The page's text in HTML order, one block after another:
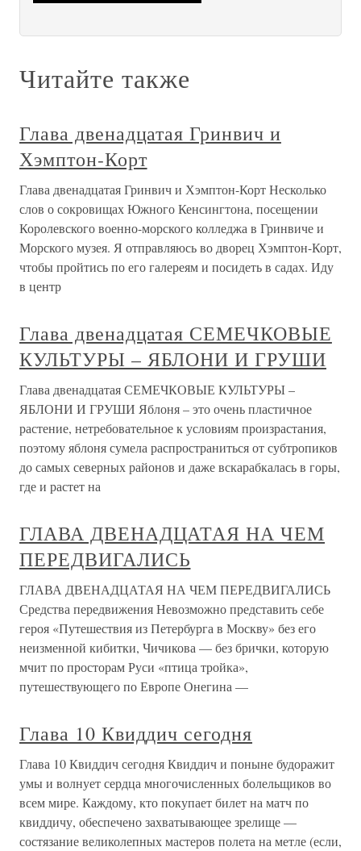
Читайте также
Глава двенадцатая Гринвич и
Хэмптон-Корт
Глава двенадцатая Гринвич и Хэмптон-Корт Несколько
слов о сокровищах Южного Кенсингтона, посещении
Королевского военно-морского колледжа в Гринвиче и
Морского музея. Я отправляюсь во дворец Хэмптон-Корт,
чтобы пройтись по его галереям и посидеть в садах. Иду
в центр
Глава двенадцатая СЕМЕЧКОВЫЕ
КУЛЬТУРЫ – ЯБЛОНИ И ГРУШИ
Глава двенадцатая СЕМЕЧКОВЫЕ КУЛЬТУРЫ –
ЯБЛОНИ И ГРУШИ Яблоня – это очень пластичное
растение, нетребовательное к условиям произрастания,
поэтому яблоня сумела распространиться от субтропиков
до самых северных районов и даже вскарабкалась в горы,
где и растет на
ГЛАВА ДВЕНАДЦАТАЯ НА ЧЕМ
ПЕРЕДВИГАЛИСЬ
ГЛАВА ДВЕНАДЦАТАЯ НА ЧЕМ ПЕРЕДВИГАЛИСЬ
Средства передвижения Невозможно представить себе
героя «Путешествия из Петербурга в Москву» без его
неизменной кибитки, Чичикова — без брички, которую
мчит по просторам Руси «птица тройка»,
путешествующего по Европе Онегина —
Глава 10 Квиддич сегодня
Глава 10 Квиддич сегодня Квиддич и поныне будоражит
умы и волнует сердца многочисленных болельщиков во
всем мире. Каждому, кто покупает билет на матч по
квиддичу, обеспечено захватывающее зрелище —
состязание великолепных мастеров полета на метле (если,